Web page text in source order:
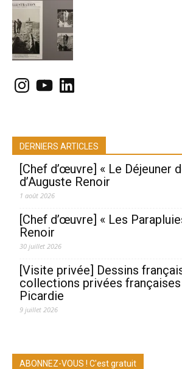
Instagram
YouTubeLinkedIn
DERNIERS ARTICLES
[Chef d’œuvre] « Le Déjeuner
d’Auguste Renoir
1 août 2026
[Chef d’œuvre] « Les
Renoir
30 juillet 2026
[Visite privée] Dessins
collections privées françaises
Picardie
9 juillet 2026
ABONNEZ-VOUS ! C'est gratuit